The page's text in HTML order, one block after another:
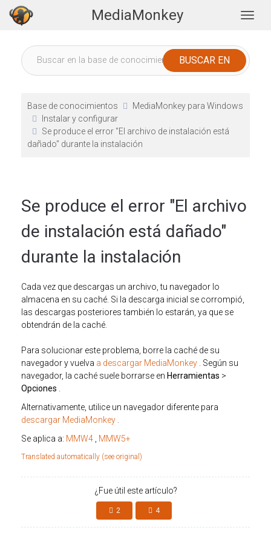
MediaMonkey
Base de conocimientos
MediaMonkey para Windows
Instalar y configurar
Se produce el error "El archivo de instalación está
dañado" durante la instalación
Se produce el error "El archivo
de instalación está dañado"
durante la instalación
Cada vez que descargas un archivo, tu navegador lo
almacena en su caché. Si la descarga inicial se corrompió,
las descargas posteriores también lo estarán, ya que se
obtendrán de la caché.
Para solucionar este problema, borre la caché de su
navegador y vuelva a descargar MediaMonkey . Según su
navegador, la caché suele borrarse en Herramientas >
Opciones
Alternativamente, utilice un navegador diferente para
descargar MediaMonkey
Se aplica a: MMW4 MMW5+
Translated automatically (see original)
¿Fue útil este artículo?
2 4